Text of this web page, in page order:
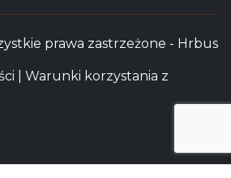
prawa zastrzeżone - Hrbus
Warunki korzystania z